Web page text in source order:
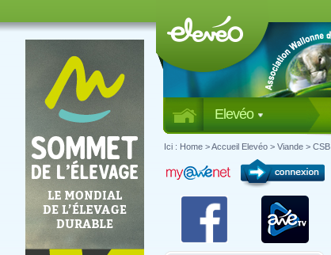
Elevéo
Ici : Home >Accueil Elevéo > Viande > CSB